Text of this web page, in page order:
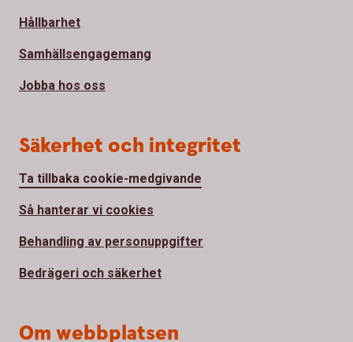
Hållbarhet
Samhällsengagemang
Jobba hos oss
Säkerhet och integritet
Ta tillbaka cookie-medgivande
Så hanterar vi cookies
Behandling av personuppgifter
Bedrägeri och säkerhet
Om webbplatsen